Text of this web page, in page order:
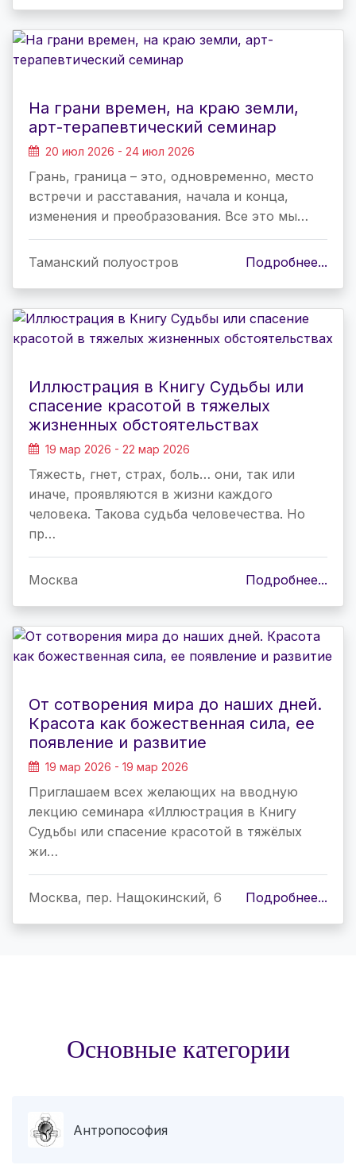
На грани времен, на краю земли,
арт-терапевтический семинар
20 июл 2026 - 24 июл 2026
Грань, граница – это, одновременно, место
встречи и расставания, начала и конца,
изменения и преобразования. Все это мы…
Таманский полуостров Подробнее...
Иллюстрация в Книгу Судьбы или
спасение красотой в тяжелых
жизненных обстоятельствах
19 мар 2026 - 22 мар 2026
Тяжесть, гнет, страх, боль… они, так или
иначе, проявляются в жизни каждого
человека. Такова судьба человечества. Но
пр…
Москва Подробнее...
От сотворения мира до наших дней.
Красота как божественная сила, ее
появление и развитие
19 мар 2026 - 19 мар 2026
Приглашаем всех желающих на вводную
лекцию семинара «Иллюстрация в Книгу
Судьбы или спасение красотой в тяжёлых
жи…
Москва, пер. Нащокинский, 6 Подробнее...
Основные категории
Антропософия